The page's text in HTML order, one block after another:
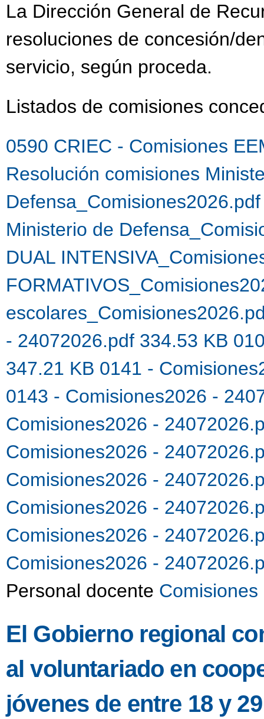
La Dirección General de
resoluciones de concesión/
servicio, según proceda.
Listados de comisiones
0590 CRIEC - Comisiones
Resolución comisiones
Ministerio de
DUAL
- 24072026.pdf 334.53 KB
347.21 KB 0141 -
0143 - Comisiones2026 -
Comisiones2026 -
Comisiones2026 -
Comisiones2026 -
Comisiones2026 -
Comisiones2026 -
Comisiones2026 -
Personal docente
El Gobierno regional
al voluntariado en
jóvenes de entre 18 y